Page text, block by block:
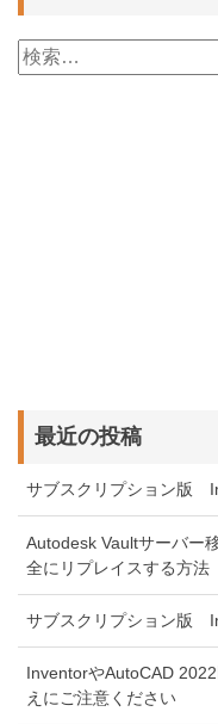
検
索:
最近の投稿
サブスクリプション版
Autodesk Vaultサーバー
全にリプレイスする方法
サブスクリプション版
InventorやAutoCAD
えにご注意ください